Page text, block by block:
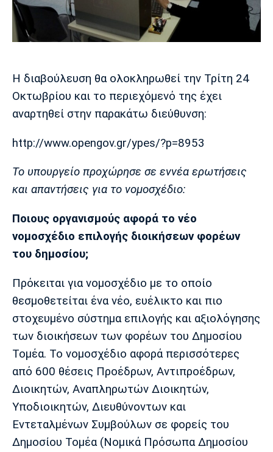
Πολιτισμός
Τραγούδια
Running
Media
Παρασκήνιο
Πρόγραμμα TV
Μαδρίτης
Μαδρίτης
Γιουνάιτεντ
Μάντσεστερ
Σίτι
Γιουβέντους
Μπάγερν
Μπορούσια
Ντόρτμουντ
Παρί Σεν
Ζερμέν
Μαρσέιγ
Η διαβούλευση θα ολοκληρωθεί την Τρίτη 24
Οκτωβρίου και το περιεχόμενό της έχει
αναρτηθεί στην παρακάτω διεύθυνση:
http://www.opengov.gr/ypes/?p=8953
Το υπουργείο προχώρησε σε εννέα ερωτήσεις
και απαντήσεις για το νομοσχέδιο:
Ποιους οργανισμούς αφορά το νέο
νομοσχέδιο επιλογής διοικήσεων φορέων
του δημοσίου;
Πρόκειται για νομοσχέδιο με το οποίο
θεσμοθετείται ένα νέο, ευέλικτο και πιο
στοχευμένο σύστημα επιλογής και αξιολόγησης
των διοικήσεων των φορέων του Δημοσίου
Τομέα. Το νομοσχέδιο αφορά περισσότερες
από 600 θέσεις Προέδρων, Αντιπροέδρων,
Διοικητών, Αναπληρωτών Διοικητών,
Υποδιοικητών, Διευθύνοντων και
Εντεταλμένων Συμβούλων σε φορείς του
Δημοσίου Τομέα (Νομικά Πρόσωπα Δημοσίου